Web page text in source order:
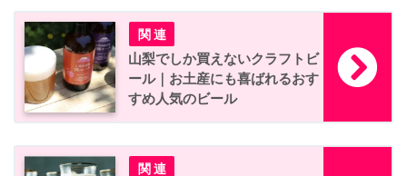
山梨でしか買えないクラフトビ
ール｜お土産にも喜ばれるおす
すめ人気のビール